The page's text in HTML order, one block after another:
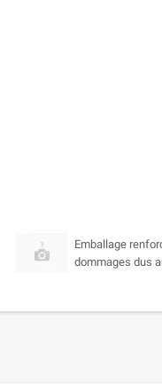
Emballage
dommages dus